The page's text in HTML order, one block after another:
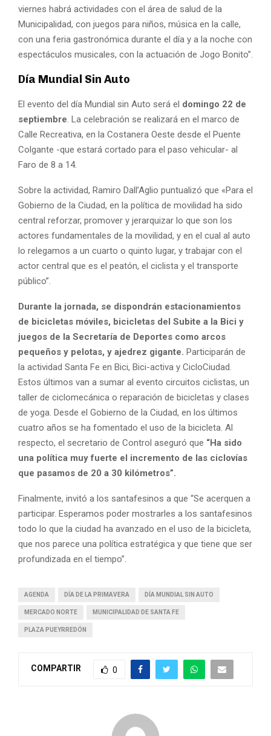
viernes habrá actividades con el área de salud de la
Municipalidad, con juegos para niños, música en la calle,
con una feria gastronómica durante el día y a la noche con
espectáculos musicales, con la actuación de Jogo Bonito”.
Día Mundial Sin Auto
El evento del día Mundial sin Auto será el domingo 22 de
septiembre . La celebración se realizará en el marco de
Calle Recreativa, en la Costanera Oeste desde el Puente
Colgante -que estará cortado para el paso vehicular- al
Faro de 8 a 14.
Sobre la actividad, Ramiro Dall’Aglio puntualizó que «Para el
Gobierno de la Ciudad, en la política de movilidad ha sido
central reforzar, promover y jerarquizar lo que son los
actores fundamentales de la movilidad, y en el cual al auto
lo relegamos a un cuarto o quinto lugar, y trabajar con el
actor central que es el peatón, el ciclista y el transporte
público”.
Durante la jornada, se dispondrán estacionamientos
de bicicletas móviles, bicicletas del Subite a la Bici y
juegos de la Secretaría de Deportes como arcos
pequeños y pelotas, y ajedrez gigante. Participarán de
la actividad Santa Fe en Bici, Bici-activa y CicloCiudad.
Estos últimos van a sumar al evento circuitos ciclistas, un
taller de ciclomecánica o reparación de bicicletas y clases
de yoga. Desde el Gobierno de la Ciudad, en los últimos
cuatro años se ha fomentado el uso de la bicicleta. Al
respecto, el secretario de Control aseguró que “Ha sido
una política muy fuerte el incremento de las ciclovías
que pasamos de 20 a 30 kilómetros”.
Finalmente, invitó a los santafesinos a que “Se acerquen a
participar. Esperamos poder mostrarles a los santafesinos
todo lo que la ciudad ha avanzado en el uso de la bicicleta,
que nos parece una política estratégica y que tiene que ser
profundizada en el tiempo”.
AGENDA DÍA DE LA PRIMAVERA DÍA MUNDIAL SIN AUTO
MERCADO NORTE MUNICIPALIDAD DE SANTA FE
PLAZA PUEYRREDÓN
COMPARTIR 0